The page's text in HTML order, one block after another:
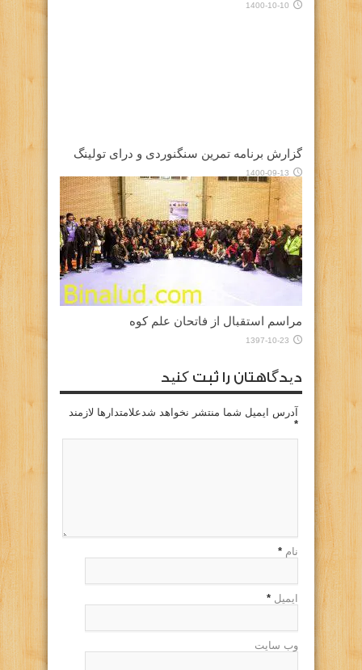
1400-10-10
گزارش برنامه تمرین سنگنوردی و درای تولینگ
1400-09-13
مراسم استقبال از فاتحان علم کوه
1397-10-23
دیدگاهتان را ثبت کنید
آدرس ایمیل شما منتشر نخواهد شدعلامتدارها لازمند
*
نام *
ایمیل *
وب سایت